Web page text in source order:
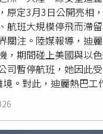
：@boca.tw）。自
處電話（國際碼）
外交部緊急中心0800-
原定3月3日公開亮相
航班大規模停飛而滯
關注。陸媒報導，迪
，期間碰上美國與以
司暫停航班，她因此
。對此，迪麗熱巴工
」因素，迪麗熱巴無
目前「一切平安」，
心。然而，部分粉絲